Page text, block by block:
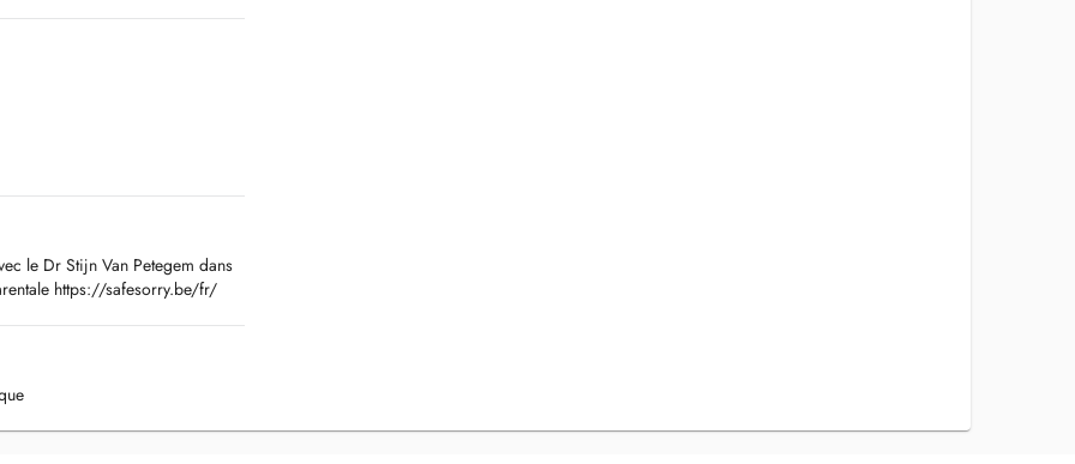
d'accompagner et de
des outils variés et créatifs.
côte à côte, me
que j'accompagne dans
bien-être de tout un chacun.
Systémique et
dans vos processus de
le Dr Stijn Van Petegem dans
https://safesorry.be/fr/